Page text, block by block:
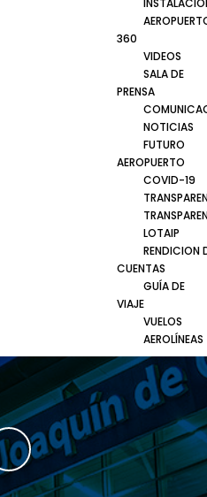
360
VIDEOS
SALA DE
PRENSA
NOTICIAS
FUTURO
AEROPUERTO
COVID-19
LOTAIP
RENDICION
CUENTAS
GUÍA DE
VIAJE
VUELOS
AEROLÍNEAS